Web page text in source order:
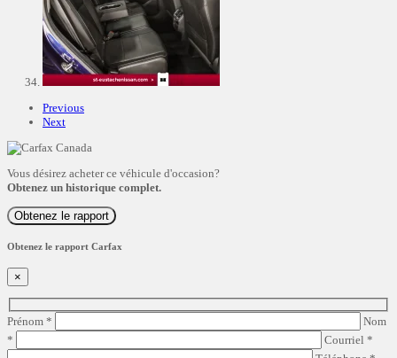
Previous
Next
Vous désirez acheter ce véhicule d'occasion?
Obtenez un historique complet.
Obtenez le rapport
Obtenez le rapport Carfax
×
Prénom *
Nom
*
Courriel *